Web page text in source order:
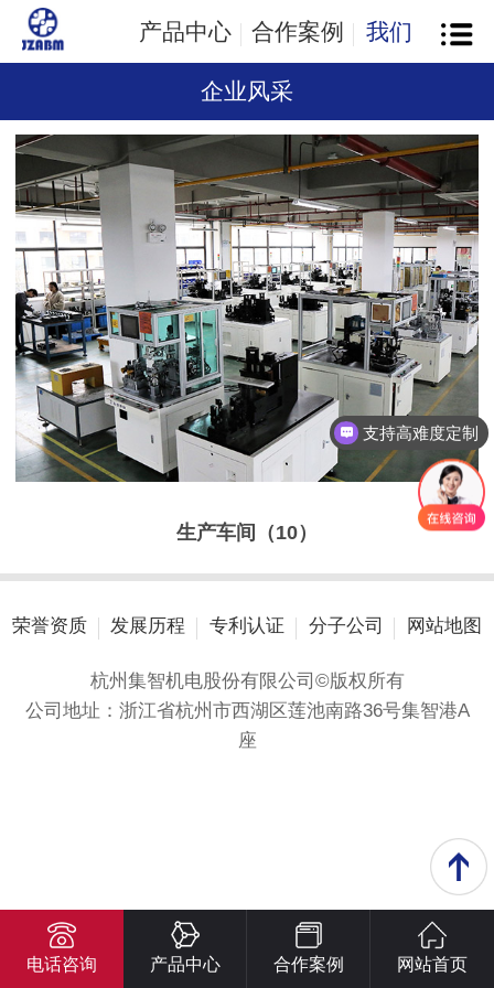
产品中心 合作案例 我们
企业风采
生产车间（10）
荣誉资质 发展历程 专利认证 分子公司 网站地图
杭州集智机电股份有限公司©版权所有
公司地址：浙江省杭州市西湖区莲池南路36号集智港A
座
电话咨询 产品中心 合作案例 网站首页
支持高难度定制